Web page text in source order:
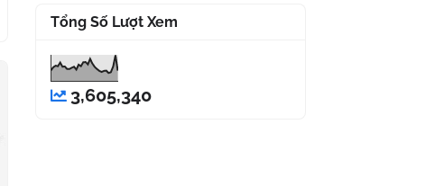
Tổng Số Lượt Xem
3,605,340